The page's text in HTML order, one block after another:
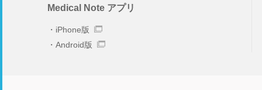
Medical Note アプリ
iPhone版
Android版